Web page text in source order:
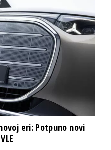
eri: Potpuno novi